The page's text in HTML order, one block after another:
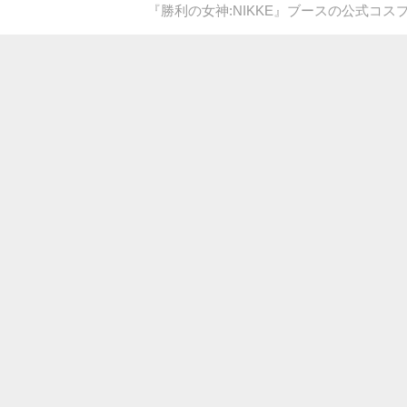
『勝利の女神:NIKKE』ブースの公式コス